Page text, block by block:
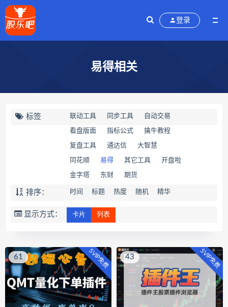
登录
易得相关
标签 联动工具 同步工具 自动交易
看盘版面 指标公式 擒牛教程
复盘工具 通达信 大智慧
同花顺 易得 其它工具 开盘啦
金字塔 东财 期货
排序： 时间 标题 热度 随机 精华
显示方式： 卡片 列表
61 SVIP免费 43 SVIP免费